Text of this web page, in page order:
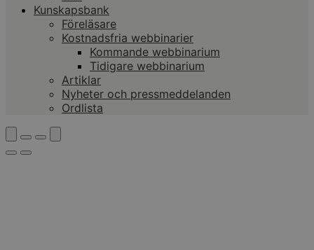
Kunskapsbank
Föreläsare
Kostnadsfria webbinarier
Kommande webbinarium
Tidigare webbinarium
Artiklar
Nyheter och pressmeddelanden
Ordlista